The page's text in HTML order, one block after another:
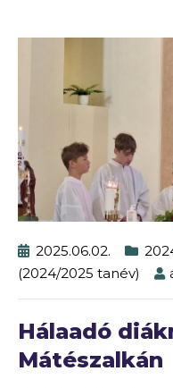
2025.06.02.
(2024/2025 tanév)
Hálaadó
Mátészalkán